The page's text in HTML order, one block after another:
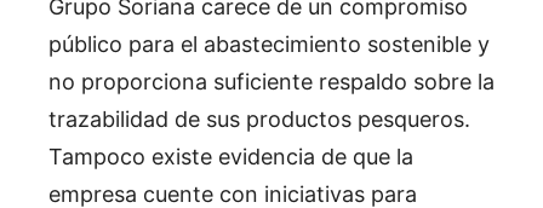
Grupo Soriana carece de un compromiso
público para el abastecimiento sostenible y
no proporciona suficiente respaldo sobre la
trazabilidad de sus productos pesqueros.
Tampoco existe evidencia de que la
empresa cuente con iniciativas para